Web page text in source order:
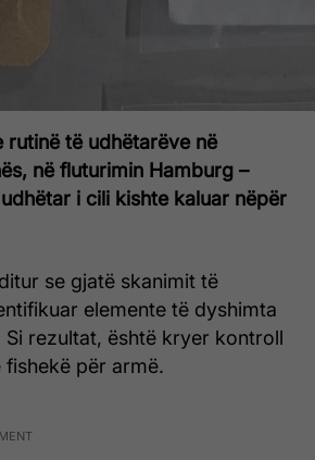
rutinë të udhëtarëve në
në fluturimin Hamburg –
i cili kishte kaluar nëpër
se gjatë skanimit të
elemente të dyshimta
rezultat, është kryer kontroll
fishekë për armë.